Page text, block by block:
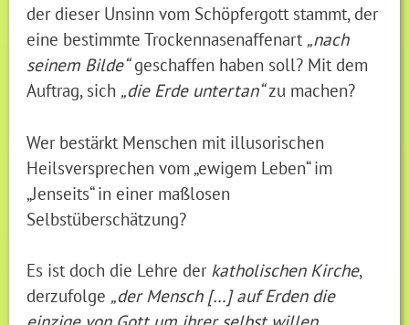
der dieser Unsinn vom Schöpfergott stammt, der
eine bestimmte Trockennasenaffenart „nach
seinem Bilde“geschaffen haben soll? Mit dem
Auftrag, sich „die Erde untertan“zu machen?
Wer bestärkt Menschen mit illusorischen
Heilsversprechen vom „ewigem Leben“ im
„Jenseits“ in einer maßlosen
Selbstüberschätzung?
Es ist doch die Lehre der katholischen Kirche,
derzufolge „der Mensch […] auf Erden die